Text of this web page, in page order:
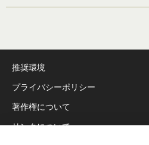
推奨環境
プライバシーポリシー
著作権について
リンクについて